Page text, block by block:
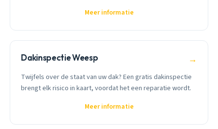
Meer informatie
Dakinspectie Weesp →
Twijfels over de staat van uw dak? Een gratis dakinspectie
brengt elk risico in kaart, voordat het een reparatie wordt.
Meer informatie